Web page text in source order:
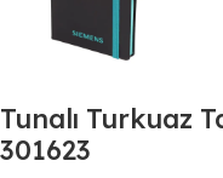
Tunalı Turkuaz
301623